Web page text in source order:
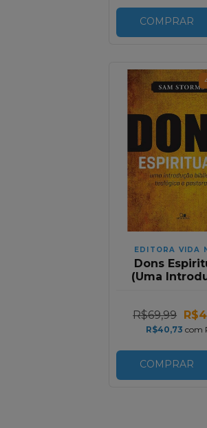
COMPRAR
EDITORA VIDA
Dons
(Uma
R$69,99
R$40,73 com
COMPRAR